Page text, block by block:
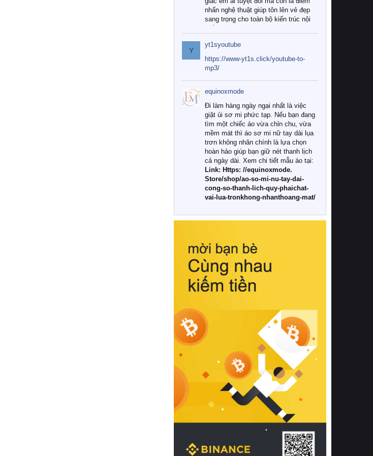
nhấn nghệ thuật giúp tôn lên vẻ đẹp
sang trọng cho toàn bộ kiến trúc nội
Tuy nhiên, giữa thị trường đa dạng
với vô vàn thương hiệu và mẫu mã
như hiện nay, làm thế nào để chọn
được những bộ chăn ga gối đệm cao
cấp thực sự chất lượng, phù hợp với
khí hậu và nhu cầu sử dụng của gia
đình? Hãy cùng chúng tôi đi tìm lời
giải đáp chi tiết qua bài viết dưới đây.
1. Tại sao các gia đình hiện đại lại ưa
chuộng chăn ga gối đệm cao cấp?
Khác với các dòng sản phẩm thông
thường, những bộ chăn ga gối đệm
cao cấp trải qua quy trình sản xuất
nghiêm ngặt từ khâu chọn lọc nguyên
liệu tự nhiên đến công nghệ dệt
nhuộm hiện đại không chứa hóa chất
này, bạn sẽ cảm nhận rõ rệt sự khác
hồi chuẩn xác của phần đệm nâng đỡ
cột sống.
Bên cạnh đó, việc lựa chọn các dòng
sản phẩm đạt chuẩn chất lượng quốc
tế còn giúp ngăn ngừa tình trạng kích
khuẩn và nấm mốc trong điều kiện
thời tiết nóng ẩm. Bạn có thể tìm hiểu
thêm các nghiên cứu khoa học về tác
động của giấc ngủ và môi trường
phòng ngủ đối với sức khỏe con
người tại Sleep Foundation (External
Link) để có cái nhìn toàn diện hơn.
2. Các tiêu chí vàng khi lựa chọn
chăn ga gối đệm cao cấp cho phòng
ngủ
Để sở hữu một bộ chăn ga gối đệm
cao cấp hoàn hảo cả về thẩm mỹ lẫn
công năng, người tiêu dùng cần cân
nhắc kỹ lưỡng các tiêu chí quan trọng
Y
yt1syoutube
https://www-yt1s.click/youtube-to-
mp3/
equinoxmode
Đi làm hàng ngày ngại nhất là việc
giặt ủi sơ mi phức tạp. Nếu bạn đang
tìm một chiếc áo vừa chỉn chu, vừa
mềm mát thì áo sơ mi nữ tay dài lụa
trơn không nhăn chính là lựa chọn
hoàn hảo giúp bạn giữ nét thanh lịch
cả ngày dài. Xem chi tiết mẫu áo tại:
Link: Https: //equinoxmode.
Store/shop/ao-so-mi-nu-tay-dai-
cong-so-thanh-lich-quy-phaichat-
vai-lua-tronkhong-nhanthoang-mat/